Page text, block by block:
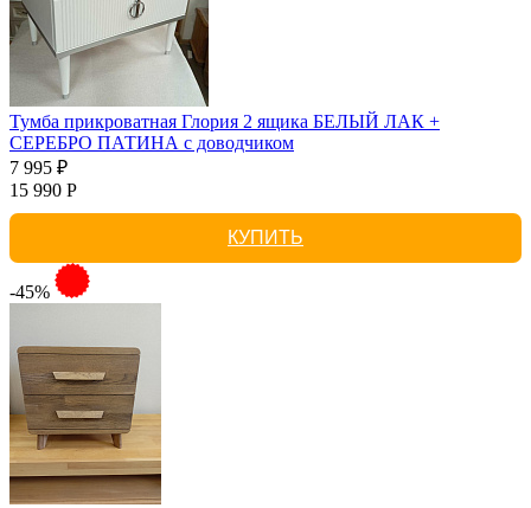
Тумба прикроватная Глория 2 ящика БЕЛЫЙ ЛАК +
СЕРЕБРО ПАТИНА с доводчиком
7 995 ₽
15 990 Р
КУПИТЬ
-45%